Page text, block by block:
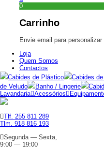
0
Carrinho
Envie email para
Loja
Quem Somos
Contactos
Cabides de Plástico
Cabides
de Veludo
Banho / Lingerie
Lavandaria Acessórios
Tlf. 255 811 289
Tlm. 918 816 193
Segunda — Sexta,
9:00 — 19:00